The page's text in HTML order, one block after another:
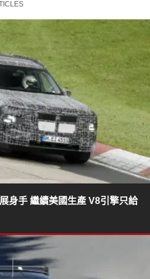
身手 繼續美國生產 V8引擎只給